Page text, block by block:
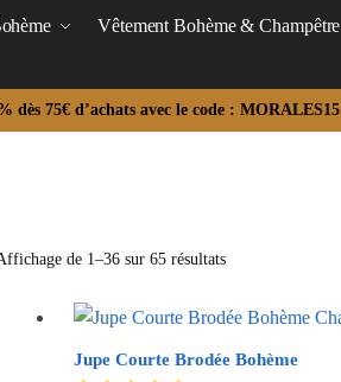
Vêtement Bohème & Champêtre
dès 75€ d’achats avec le code : MORALES15
de 1–36 sur 65 résultats
Jupe Courte Brodée Bohème